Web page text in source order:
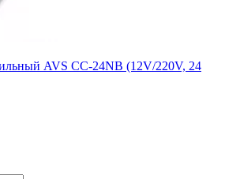
AVS CC-24NB (12V/220V, 24